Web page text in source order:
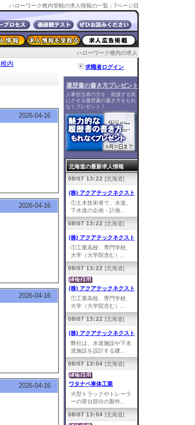
ハローワーク稚内管轄の求人情報の一覧：7ページ目
ハローワーク稚内の求人
内
2026-04-16
2026-04-16
2026-04-16
2026-04-16
求職者ログイン
履歴書の書き方プレゼント
人事担当者の方を、面接する気
にさせる履歴書の書き方をもれ
なくプレゼント！
北海道の最新求人情報
08/07 13:22 [北海道]
(株) アクアテックネクスト
①土木技術者で、水道、
下水道の企画・計画...
08/07 13:22 [北海道]
(株) アクアテックネクスト
①工業高校、専門学校、
大学（大学院含む）...
08/07 13:22 [北海道]
(株) アクアテックネクスト
①工業高校、専門学校、
大学（大学院含む）...
08/07 13:22 [北海道]
(株) アクアテックネクスト
弊社は、水道施設や下水
道施設を設計する建...
08/07 13:04 [北海道]
ワタナベ車体工業
大型トラックやトレーラ
ーの荷台部分の製作...
08/07 13:04 [北海道]